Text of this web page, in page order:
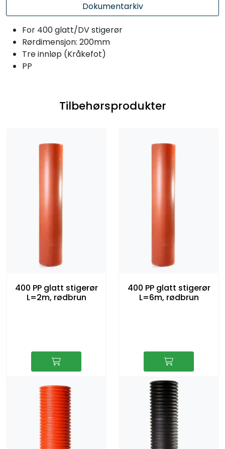
Dokumentarkiv
For 400 glatt/DV stigerør
Rørdimensjon: 200mm
Tre innløp (Kråkefot)
PP
Tilbehørsprodukter
400 PP glatt stigerør
L=2m, rødbrun
400 PP glatt stigerør
L=6m, rødbrun